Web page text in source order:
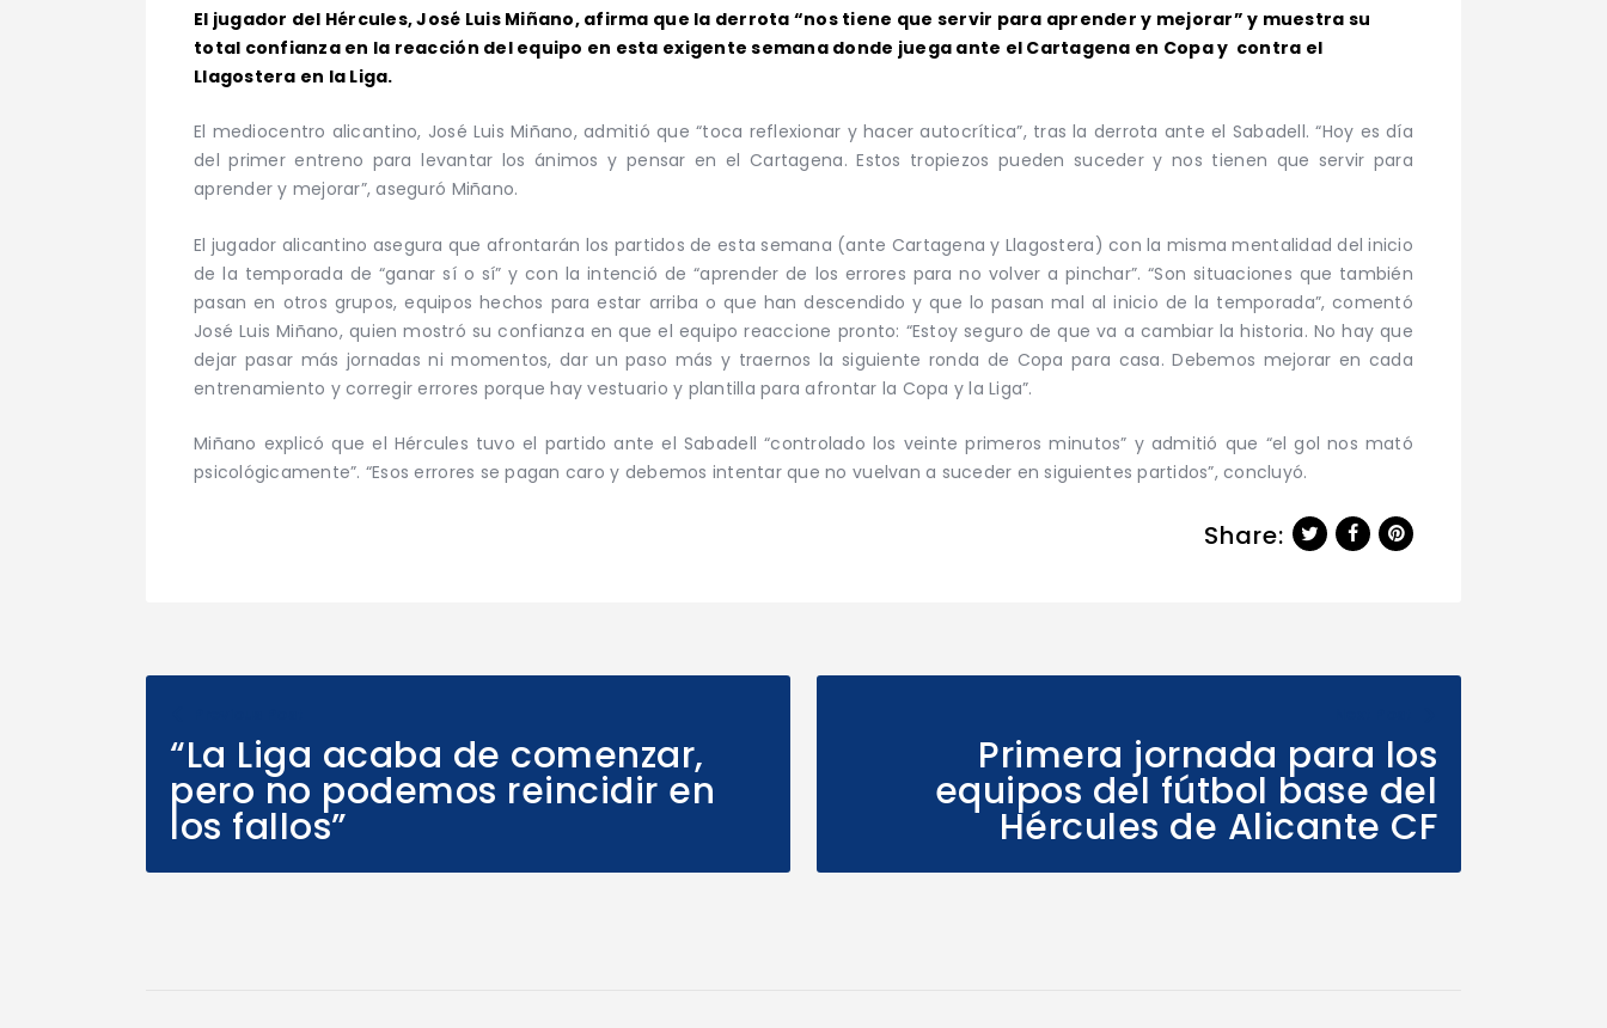
El jugador del Hércules, José Luis Miñano, afirma que la derrota “nos tiene que servir para aprender y mejorar” y muestra su
total confianza en la reacción del equipo en esta exigente semana donde juega ante el Cartagena en Copa y contra el
Llagostera en la Liga.
El mediocentro alicantino, José Luis Miñano, admitió que “toca reflexionar y hacer autocrítica”, tras la derrota ante el Sabadell. “Hoy es día
del primer entreno para levantar los ánimos y pensar en el Cartagena. Estos tropiezos pueden suceder y nos tienen que servir para
aprender y mejorar”, aseguró Miñano.
El jugador alicantino asegura que afrontarán los partidos de esta semana (ante Cartagena y Llagostera) con la misma mentalidad del inicio
de la temporada de “ganar sí o sí” y con la intenció de “aprender de los errores para no volver a pinchar”. “Son situaciones que también
pasan en otros grupos, equipos hechos para estar arriba o que han descendido y que lo pasan mal al inicio de la temporada”, comentó
José Luis Miñano, quien mostró su confianza en que el equipo reaccione pronto: “Estoy seguro de que va a cambiar la historia. No hay que
dejar pasar más jornadas ni momentos, dar un paso más y traernos la siguiente ronda de Copa para casa. Debemos mejorar en cada
entrenamiento y corregir errores porque hay vestuario y plantilla para afrontar la Copa y la Liga”.
Miñano explicó que el Hércules tuvo el partido ante el Sabadell “controlado los veinte primeros minutos” y admitió que “el gol nos mató
psicológicamente”. “Esos errores se pagan caro y debemos intentar que no vuelvan a suceder en siguientes partidos”, concluyó.
Share:
“La Liga acaba de comenzar,
pero no podemos reincidir en
los fallos”
Primera jornada para los
equipos del fútbol base del
Hércules de Alicante CF